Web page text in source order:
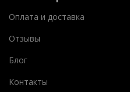
Оплата и доставка
Отзывы
Блог
Контакты